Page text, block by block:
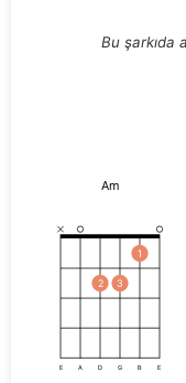
Bu şarkıda
Am
2 3
1
E A D G B E